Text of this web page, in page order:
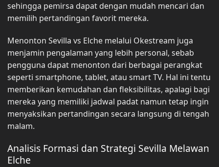
sehingga pemirsa dapat dengan mudah mencari dan
memilih pertandingan favorit mereka.
Menonton Sevilla vs Elche melalui Okestream juga
menjamin pengalaman yang lebih personal, sebab
pengguna dapat menonton dari berbagai perangkat
seperti smartphone, tablet, atau smart TV. Hal ini tentu
memberikan kemudahan dan fleksibilitas, apalagi bagi
mereka yang memiliki jadwal padat namun tetap ingin
menyaksikan pertandingan secara langsung di tengah
malam.
Analisis Formasi dan Strategi Sevilla Melawan
Elche